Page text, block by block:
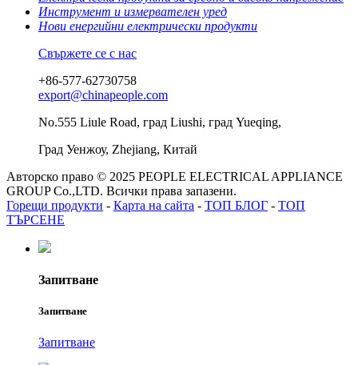
Инструмент и измервателен уред
Нови енергийни електрически продукти
Свържете се с нас
+86-577-62730758
export@chinapeople.com
No.555 Liule Road, град Liushi, град Yueqing,
Град Уенжоу, Zhejiang, Китай
Авторско право © 2025 PEOPLE ELECTRICAL APPLIANCE
GROUP Co.,LTD. Всички права запазени.
Горещи продукти - Карта на сайта - ТОП БЛОГ - ТОП
ТЪРСЕНЕ
Запитване
Запитване
Запитване